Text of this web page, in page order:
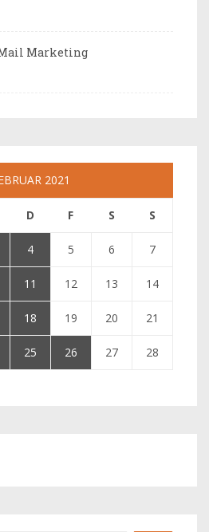
Marketing
2021
D F S S
4 5 6 7
11 12 13 14
18 19 20 21
25 26 27
28